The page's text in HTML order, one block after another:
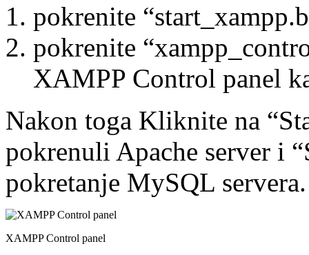
pokrenite
pokrenite
XAMPP Control panel
Nakon toga Kliknite na
pokrenuli Apache server i
pokretanje MySQL servera.
XAMPP Control panel